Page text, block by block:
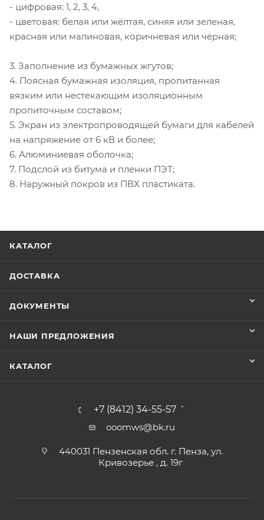
- цифровая: 1, 2, 3, 4,
- цветовая: белая или жёлтая, синяя или зеленая,
красная или малиновая, коричневая или чёрная;
3. Заполнение из бумажных жгутов;
4. Поясная бумажная изоляция, пропитанная
вязким или нестекающим изоляционным
пропиточным составом;
5. Экран из электропроводящей бумаги для кабелей
на напряжение от 6 кВ и более;
6. Алюминиевая оболочка;
7. Подслой из битума и пленки ПЭТ;
8. Наружный покров из ПВХ пластиката.
КАТАЛОГ
ДОСТАВКА
ДОКУМЕНТЫ
НАШИ ПРЕДЛОЖЕНИЯ
КАТАЛОГ
+7 (8412) 34-55-57
ooomws@bk.ru
440031 Пензенская обл. г. Пенза, ул.
Кривозерье , д. 19г